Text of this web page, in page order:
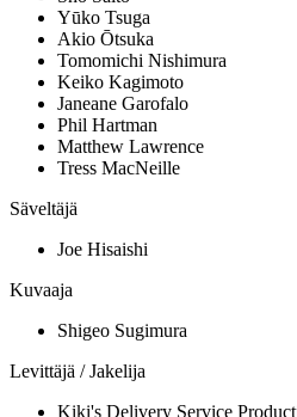
Yūko Tsuga
Akio Ōtsuka
Tomomichi Nishimura
Keiko Kagimoto
Janeane Garofalo
Phil Hartman
Matthew Lawrence
Tress MacNeille
Säveltäjä
Joe Hisaishi
Kuvaaja
Shigeo Sugimura
Levittäjä / Jakelija
Kiki's Delivery Service